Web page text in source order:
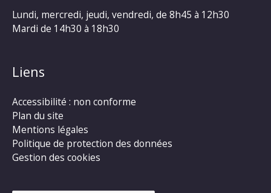
Lundi, mercredi, jeudi, vendredi, de 8h45 à 12h30
Mardi de 14h30 à 18h30
Liens
Accessibilité : non conforme
Plan du site
Mentions légales
Politique de protection des données
Gestion des cookies